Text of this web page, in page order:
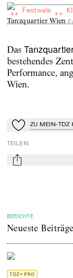
++ Festivals ++
Tanzquartier Wien
Das
bestehendes
Performance,
Wien.
Zu Mein-TdZ
ZU MEIN-TDZ
TEILEN:
mail
BERICHTE
Neueste Beiträge
TDZ+ PRO